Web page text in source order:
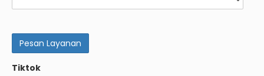
Tiktok